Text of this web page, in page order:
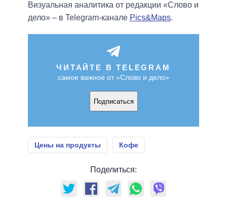
Визуальная аналитика от редакции «Слово и
дело» – в Telegram-канале Pics&Maps.
ЧИТАЙТЕ В TELEGRAM
самое важное от «Слово и дело»
Подписаться
Цены на продукты Кофе
Поделиться: